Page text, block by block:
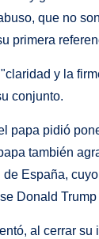
que no
primera
y la
conjunto.
papa pidió
también
España,
Donald
al cerrar